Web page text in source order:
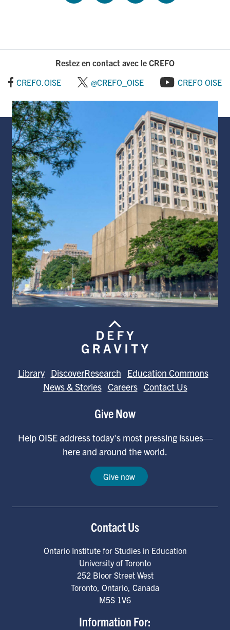
b
o
k
d
I
n
l
Restez en contact avec le CREFO
CREFO.OISE
@CREFO_OISE CREFO OISE
Library DiscoverResearch
Education Commons
News & Stories Careers Contact Us
Give Now
Help OISE address today's most pressing issues—
here and around the world.
Give now
Contact Us
Ontario Institute for Studies in Education
University of Toronto
252 Bloor Street West
Toronto, Ontario, Canada
M5S 1V6
Information For: